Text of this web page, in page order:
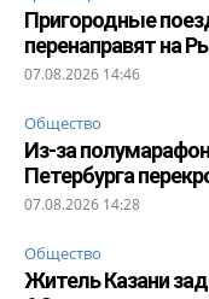
Пригородные
перенаправят на
07.08.2026 14:46
Общество
Из-за
Петербурга
07.08.2026 14:28
Общество
Житель Казани